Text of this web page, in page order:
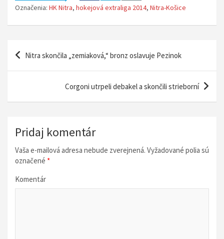
Označenia: HK Nitra, hokejová extraliga 2014, Nitra-Košice
Nitra skončila „zemiaková,“ bronz oslavuje Pezinok
Corgoni utrpeli debakel a skončili strieborní
Pridaj komentár
Vaša e-mailová adresa nebude zverejnená. Vyžadované polia sú
označené *
Komentár